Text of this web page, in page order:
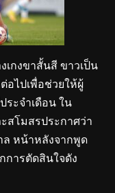
เกงขาสั้นสี ขาวเป็น
อไปเพื่อช่วยให้ผู้
ระจําเดือน ใน
สโมสรประกาศว่า
ล หน้าหลังจากพูด
การตัดสินใจดัง